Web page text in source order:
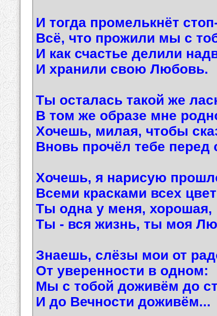
И тогда промелькнёт
Всё, что прожили мы с
И как счастье делили
И хранили свою Любовь.
Ты осталась такой же
В том же образе мне
Хочешь, милая, чтобы
Вновь прочёл тебе перед
Хочешь, я нарисую
Всеми красками всех
Ты одна у меня, хорошая,
Ты - вся жизнь, ты моя
Знаешь, слёзы мои от
От уверенности в одном:
Мы с тобой доживём до
И до Вечности доживём...